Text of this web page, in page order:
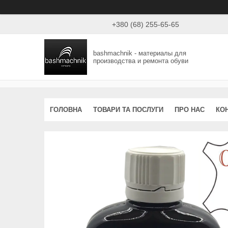
+380 (68) 255-65-65
bashmachnik - материалы для
производства и ремонта обуви
ГОЛОВНА ТОВАРИ ТА ПОСЛУГИ ПРО НАС